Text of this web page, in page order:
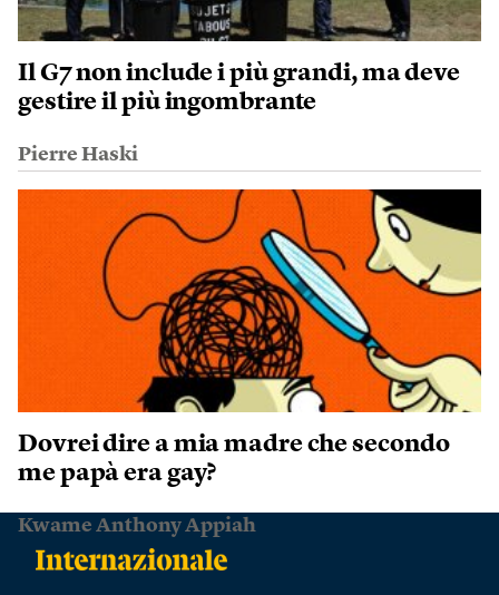
Il G7 non include i più grandi, ma deve
gestire il più ingombrante
Pierre Haski
Dovrei dire a mia madre che secondo
me papà era gay?
Kwame Anthony Appiah